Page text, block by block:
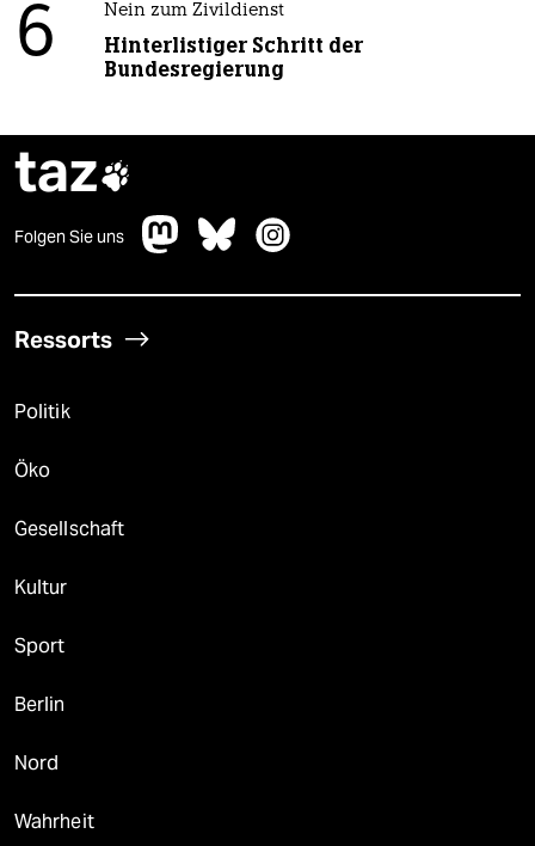
6 Nein zum Zivildienst
Hinterlistiger Schritt der
Bundesregierung
taz
Folgen Sie uns
Ressorts
Politik
Öko
Gesellschaft
Kultur
Sport
Berlin
Nord
Wahrheit